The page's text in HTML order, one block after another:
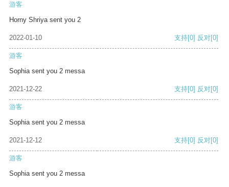
游客
Horny Shriya sent you 2
2022-01-10 支持[0] 反对[0]
游客
Sophia sent you 2 messa
2021-12-22 支持[0] 反对[0]
游客
Sophia sent you 2 messa
2021-12-12 支持[0] 反对[0]
游客
Sophia sent you 2 messa